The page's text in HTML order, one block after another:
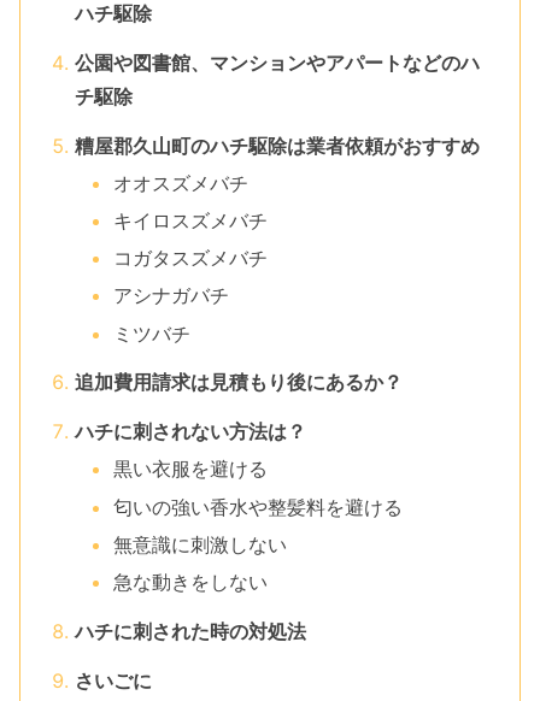
ハチ駆除
公園や図書館、マンションやアパートなどのハ
チ駆除
糟屋郡久山町のハチ駆除は業者依頼がおすすめ
オオスズメバチ
キイロスズメバチ
コガタスズメバチ
アシナガバチ
ミツバチ
追加費用請求は見積もり後にあるか？
ハチに刺されない方法は？
黒い衣服を避ける
匂いの強い香水や整髪料を避ける
無意識に刺激しない
急な動きをしない
ハチに刺された時の対処法
さいごに